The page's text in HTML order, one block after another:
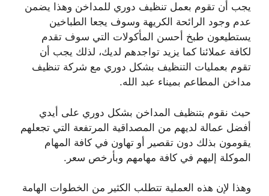
يجب أن تقوم بعمل تنظيف دوري للمداخن وهذا يضمن
عدم وجود الرائحة الكريهة وسوف يجعا الطباخين
يستطيعون طبخ أحسن المأكولات التي سوف تقدم
لكافة عملائنا كما يزيد تواجدهم لديك، لذلك يجب أن
تقوم بعمليات التنظيف بشكل دوري مع شركة تنظيف
مداخن المطاعم بميناء عبد الله.
حيث نقوم بتنظيف المداخن بشكل دوري على أيدي
أفضل عمالة لديهم من المصداقية المرتفعة التي تجعلهم
يقومون بذلك دون تقصير أو تهاون في كافة المهام
الموكلة إليهم في كافة مهامهم وبأرخص سعر.
وهذا لإن هذه العملية تتطلب الكثير من الخطوات الهامة